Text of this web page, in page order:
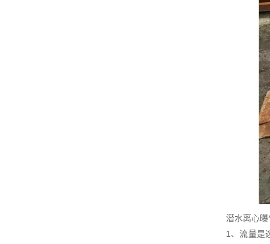
潜水离心
1、流量是